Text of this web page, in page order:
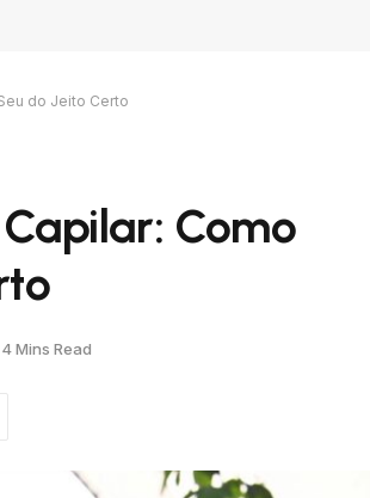
do Jeito Certo
Como
4 Mins Read